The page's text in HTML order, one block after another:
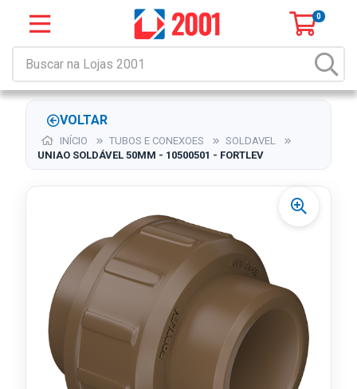
0
VOLTAR
INÍCIO TUBOS E CONEXOES
SOLDAVEL
UNIAO SOLDÁVEL 50MM - 10500501 - FORTLEV